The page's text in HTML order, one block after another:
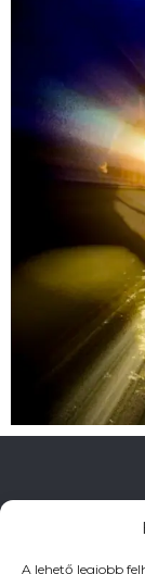
A lehető legjobb